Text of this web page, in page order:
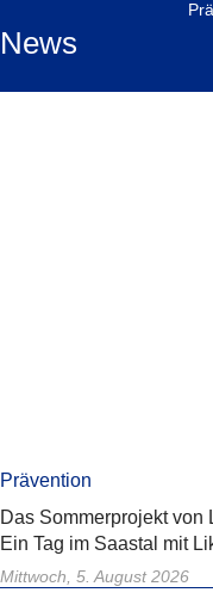
News
Prävention
Das Sommerprojekt von
Ein Tag im Saastal mit
Mittwoch, 5. August 2026